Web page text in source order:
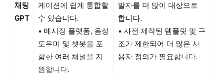
채팅
GPT
케이션에 쉽게 통합할
수 있습니다.
• 메시징 플랫폼, 음성
도우미 및 챗봇을 포
함한 여러 채널을 지
원합니다.
발자를 더 많이 대상으로
합니다.
• 사전 제작된 템플릿 및 구
조가 제한되어 더 많은 사
용자 정의가 필요합니다.